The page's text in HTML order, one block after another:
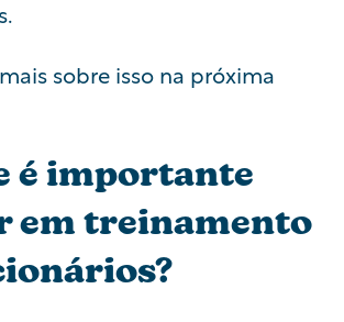
sobre isso na próxima
é importante
em treinamento